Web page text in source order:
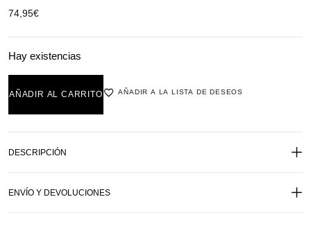
74,95€
Hay existencias
AÑADIR AL CARRITO AÑADIR A LA LISTA DE DESEOS
DESCRIPCIÓN
ENVÍO Y DEVOLUCIONES